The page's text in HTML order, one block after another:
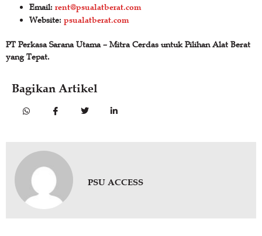
Email: rent@psualatberat.com
Website: psualatberat.com
PT Perkasa Sarana Utama – Mitra Cerdas untuk Pilihan Alat Berat
yang Tepat.
Bagikan Artikel
PSU ACCESS